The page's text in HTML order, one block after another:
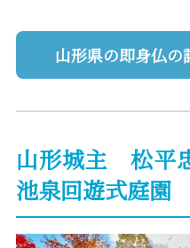
山形県の即身仏の
山形城主 松平
池泉回遊式庭園